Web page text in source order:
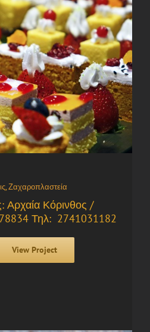
,Ζαχαροπλαστεία
Αρχαία Κόρινθος /
Τηλ: 2741031182
View Project